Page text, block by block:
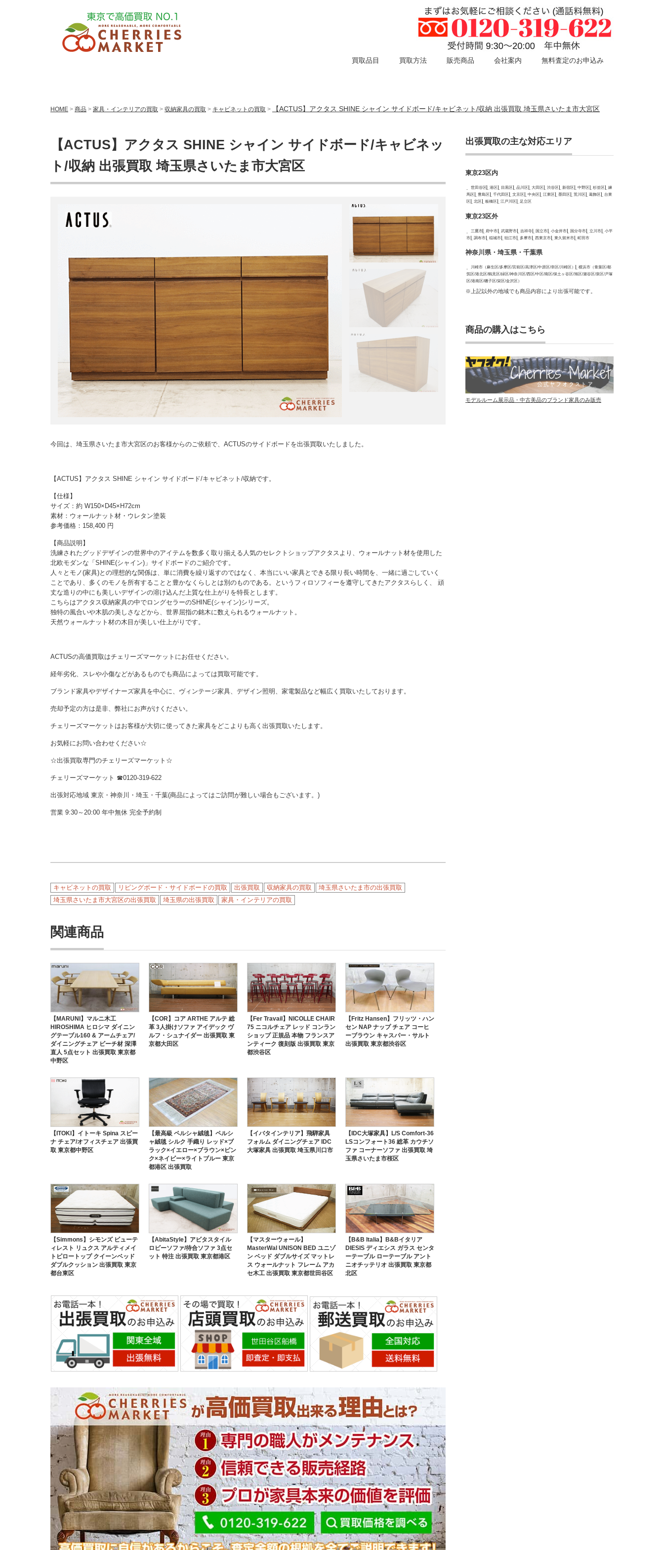
買取品目 買取方法 販売商品 会社案内 無料査定のお申込み
HOME > 商品 > 家具・インテリアの買取 > 収納家具の買取 > キャビネットの買取 > 【ACTUS】アクタス SHINE シャイン サイドボード/キャビネット/収納 出張買取 埼玉県さいたま市大宮区
【ACTUS】アクタス SHINE シャイン サイドボード/キャビネッ
ト/収納 出張買取 埼玉県さいたま市大宮区
今回は、埼玉県さいたま市大宮区のお客様からのご依頼で、ACTUSのサイドボードを出張買取いたしました。
【ACTUS】アクタス SHINE シャイン サイドボード/キャビネット/収納です。
【仕様】
サイズ：約 W150×D45×H72cm
素材：ウォールナット材・ウレタン塗装
参考価格：158,400 円
【商品説明】
洗練されたグッドデザインの世界中のアイテムを数多く取り揃える人気のセレクトショップアクタスより、ウォールナット材を使用した
北欧モダンな「SHINE(シャイン)」サイドボードのご紹介です。
人々とモノ(家具)との理想的な関係は、単に消費を繰り返すのではなく、本当にいい家具とできる限り長い時間を、一緒に過ごしていく
ことであり、多くのモノを所有することと豊かなくらしとは別のものである。というフィロソフィーを遵守してきたアクタスらしく、 頑
丈な造りの中にも美しいデザインの溶け込んだ上質な仕上がりを特長とします。
こちらはアクタス収納家具の中でロングセラーのSHINE(シャイン)シリーズ。
独特の風合いや木肌の美しさなどから、世界屈指の銘木に数えられるウォールナット。
天然ウォールナット材の木目が美しい仕上がりです。
ACTUSの高価買取はチェリーズマーケットにお任せください。
経年劣化、スレや小傷などがあるものでも商品によっては買取可能です。
ブランド家具やデザイナーズ家具を中心に、ヴィンテージ家具、デザイン照明、家電製品など幅広く買取いたしております。
売却予定の方は是非、弊社にお声がけください。
チェリーズマーケットはお客様が大切に使ってきた家具をどこよりも高く出張買取いたします。
お気軽にお問い合わせください☆
☆出張買取専門のチェリーズマーケット☆
チェリーズマーケット ☎︎0120-319-622
出張対応地域 東京・神奈川・埼玉・千葉(商品によってはご訪問が難しい場合もございます。)
営業 9:30～20:00 年中無休 完全予約制
キャビネットの買取 リビングボード・サイドボードの買取 出張買取 収納家具の買取
埼玉県さいたま市の出張買取
埼玉県さいたま市大宮区の出張買取
埼玉県の出張買取 家具・インテリアの買取
関連商品
【MARUNI】マルニ木工
HIROSHIMA ヒロシマ ダイニン
グテーブル160 & アームチェア/
ダイニングチェア ビーチ材 深澤
直人 5点セット 出張買取 東京都
中野区
【COR】コア ARTHE アルテ 総
革 3人掛けソファ アイデック ヴ
ルフ・シュナイダー 出張買取 東
京都大田区
【Fer Travail】NICOLLE CHAIR
75 ニコルチェア レッド コンラン
ショップ 正規品 本物 フランスア
ンティーク 復刻版 出張買取 東京
都渋谷区
【Fritz Hansen】フリッツ・ハン
セン NAP ナップ チェア コーヒ
ーブラウン キャスパー・サルト
出張買取 東京都渋谷区
【ITOKI】イトーキ Spina スピー
ナ チェア/オフィスチェア 出張買
取 東京都中野区
【最高級 ペルシャ絨毯】ペルシ
ャ絨毯 シルク 手織り レッド×ブ
ラック×イエロー×ブラウン×ピン
ク×ネイビー×ライトブルー 東京
都港区 出張買取
【イバタインテリア】飛騨家具
フォルム ダイニングチェア IDC
大塚家具 出張買取 埼玉県川口市
【IDC大塚家具】L/S Comfort-36
LSコンフォート36 総革 カウチソ
ファ コーナーソファ 出張買取 埼
玉県さいたま市桜区
【Simmons】シモンズ ビューテ
ィレスト リュクス アルティメイ
トピロートップ クイーンベッド
ダブルクッション 出張買取 東京
都台東区
【AbitaStyle】アビタスタイル
ロビーソファ/待合ソファ 3点セ
ット 特注 出張買取 東京都港区
【マスターウォール】
MasterWal UNISON BED ユニゾ
ン ベッド ダブルサイズ マットレ
ス ウォールナット フレーム アカ
セ木工 出張買取 東京都世田谷区
【B&B Italia】B&Bイタリア
DIESIS ディエシス ガラス センタ
ーテーブル ローテーブル アント
ニオチッテリオ 出張買取 東京都
北区
出張買取の主な対応エリア
東京23区内
世田谷区 港区 目黒区 品川区 大田区 渋谷区 新宿区 中野区 杉並区
練
馬区
豊島区 千代田区 文京区 中央区 江東区 墨田区 荒川区 葛飾区
台東
区
北区 板橋区 江戸川区 足立区
東京23区外
三鷹市 府中市 武蔵野市 吉祥寺 国立市 小金井市 国分寺市 立川市
小平
市
調布市 稲城市 狛江市 多摩市 西東京市 東久留米市 町田市
神奈川県・埼玉県・千葉県
川崎市（麻生区/多摩区/宮前区/高津区/中原区/幸区/川崎区）
横浜市（青葉区/都
筑区/港北区/鶴見区/緑区/神奈川区/西区/中区/南区/保土ヶ谷区/旭区/瀬谷区/泉区/戸塚
区/港南区/磯子区/栄区/金沢区）
※上記以外の地域でも商品内容により出張可能です。
商品の購入はこちら
モデルルーム展示品・中古美品のブランド家具のみ販売